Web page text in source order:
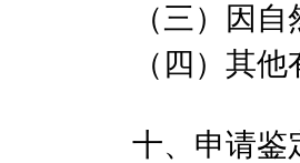
（三）因
（四）其
十、申请鉴